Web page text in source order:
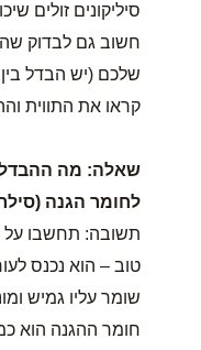
סיליקונים זולים
חשוב גם לבדוק
שלכם (יש הבדל בין
קראו את התווית
שאלה: מה ההבדל
לחומר הגנה
תשובה: תחשבו על
טוב – הוא נכנס
שומר עליו גמיש
חומר ההגנה הוא